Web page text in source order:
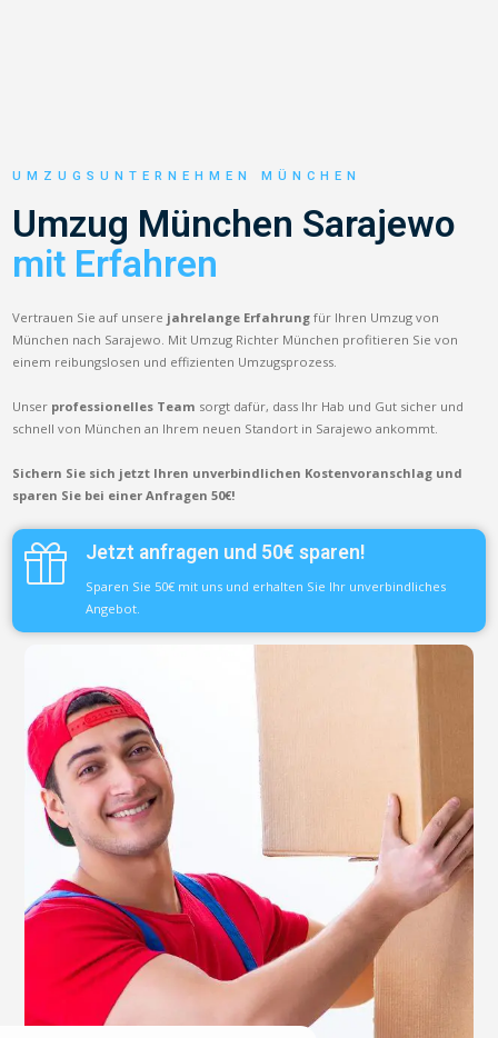
UMZUGSUNTERNEHMEN MÜNCHEN
Umzug München Sarajewo
mit Erfahren
Vertrauen Sie auf unsere jahrelange Erfahrung für Ihren Umzug von
München nach Sarajewo. Mit Umzug Richter München profitieren Sie von
einem reibungslosen und effizienten Umzugsprozess.
Unser professionelles Team sorgt dafür, dass Ihr Hab und Gut sicher und
schnell von München an Ihrem neuen Standort in Sarajewo ankommt.
Sichern Sie sich jetzt Ihren unverbindlichen Kostenvoranschlag und
sparen Sie bei einer Anfragen 50€!
Jetzt anfragen und 50€ sparen!
Sparen Sie 50€ mit uns und erhalten Sie Ihr unverbindliches
Angebot.